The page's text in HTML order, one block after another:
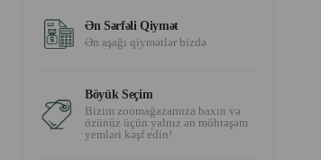
Ən Sərfəli Qiymət
Ən aşağı qiymətlər bizdə
Böyük Seçim
Bizim zoomağazamıza baxın və
özünüz üçün yalnız ən möhtəşəm
yemləri kəşf edin!